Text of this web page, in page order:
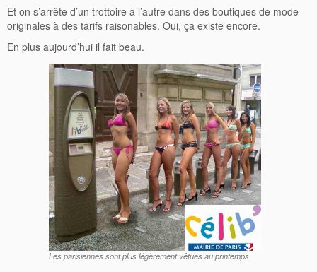
Et on s’arrête d’un trottoire à l’autre dans des boutiques de mode
originales à des tarifs raisonables. Oui, ça existe encore.
En plus aujourd’hui il fait beau.
Les parisiennes sont plus légèrement vêtues au printemps